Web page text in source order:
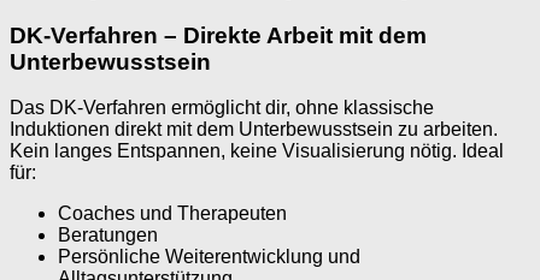
DK-Verfahren – Direkte Arbeit mit dem
Unterbewusstsein
Das DK-Verfahren ermöglicht dir, ohne klassische
Induktionen direkt mit dem Unterbewusstsein zu arbeiten.
Kein langes Entspannen, keine Visualisierung nötig. Ideal
für:
Coaches und Therapeuten
Beratungen
Persönliche Weiterentwicklung und